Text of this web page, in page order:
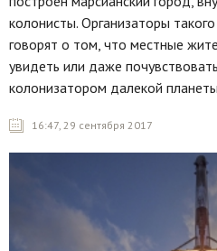
колонисты. Организаторы
говорят о том, что местные
увидеть или даже
колонизатором далекой
16:47, 29 сентября 2017